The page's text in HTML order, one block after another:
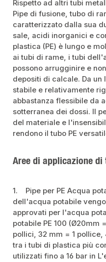
accessori. Per il tubo in PE, offriamo
raccordi a T, oltre a transizioni con
prodottiTubo per acqua potabile in
esercizio: max. PN 15 / 15
parete: 5,8 mmContenuto della
50 m
Rispetto ad altri tubi
Pipe di fusione, tubo di
caratterizzato dalla sua
sale, acidi inorganici e
plastica (PE) è lungo e
ai tubi di rame, i tubi
possono arrugginire e
depositi di calcale. Da
stabile e relativamente
abbastanza flessibile da
sotterranea dei dossi. Il
del materiale e
rendono il tubo PE
Aree di applicazione
1. Pipe per PE Acqua
dell'acqua potabile
approvati per l'acqua
potabile PE 100 (Ø20mm
pollici, 32 mm = 1 pollice,
tra i tubi di plastica più
utilizzati fino a 16 bar in